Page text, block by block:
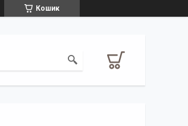
Кошик